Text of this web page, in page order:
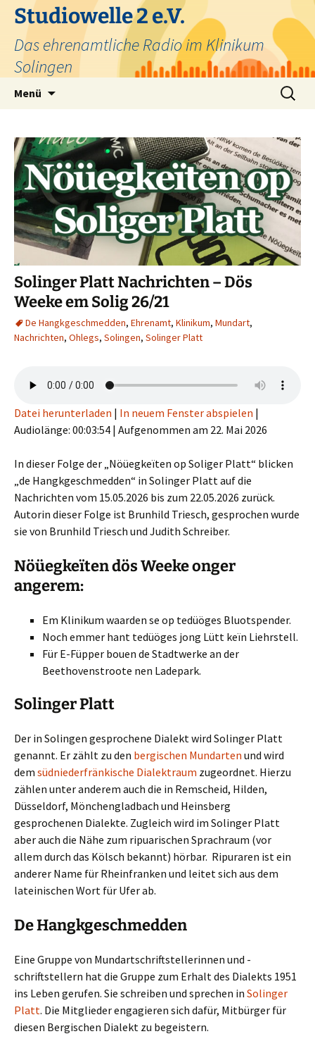
Zum
Inhalt
springen
Studiowelle 2 e.V.
Das ehrenamtliche Radio im Klinikum
Solingen
Menü
Suchen
nach:
Solinger Platt Nachrichten – Dös
Weeke em Solig 26/21
De Hangkgeschmedden, Ehrenamt, Klinikum, Mundart,
Nachrichten, Ohlegs, Solingen, Solinger Platt
Datei herunterladen | In neuem Fenster abspielen |
Audiolänge: 00:03:54 | Aufgenommen am 22. Mai 2026
In dieser Folge der „Nöüegkeïten op Soliger Platt“ blicken
„de Hangkgeschmedden“ in Solinger Platt auf die
Nachrichten vom 15.05.2026 bis zum 22.05.2026 zurück.
Autorin dieser Folge ist Brunhild Triesch, gesprochen wurde
sie von Brunhild Triesch und Judith Schreiber.
Nöüegkeïten dös Weeke onger
angerem:
Em Klinikum waarden se op tedüöges Bluotspender.
Noch emmer hant tedüöges jong Lütt keïn Liehrstell.
Für E-Füpper bouen de Stadtwerke an der
Beethovenstroote nen Ladepark.
Solinger Platt
Der in Solingen gesprochene Dialekt wird Solinger Platt
genannt. Er zählt zu den bergischen Mundarten und wird
dem südniederfränkische Dialektraum zugeordnet. Hierzu
zählen unter anderem auch die in Remscheid, Hilden,
Düsseldorf, Mönchengladbach und Heinsberg
gesprochenen Dialekte. Zugleich wird im Solinger Platt
aber auch die Nähe zum ripuarischen Sprachraum (vor
allem durch das Kölsch bekannt) hörbar. Ripuraren ist ein
anderer Name für Rheinfranken und leitet sich aus dem
lateinischen Wort für Ufer ab.
De Hangkgeschmedden
Eine Gruppe von Mundartschriftstellerinnen und -
schriftstellern hat die Gruppe zum Erhalt des Dialekts 1951
ins Leben gerufen. Sie schreiben und sprechen in Solinger
Platt. Die Mitglieder engagieren sich dafür, Mitbürger für
diesen Bergischen Dialekt zu begeistern.